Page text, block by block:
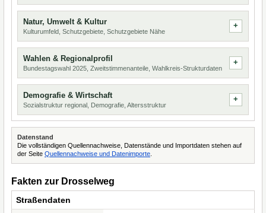
Natur, Umwelt & Kultur
Kulturumfeld, Schutzgebiete, Schutzgebiete Nähe
Wahlen & Regionalprofil
Bundestagswahl 2025, Zweitstimmenanteile, Wahlkreis-Strukturdaten
Demografie & Wirtschaft
Sozialstruktur regional, Demografie, Altersstruktur
Datenstand
Die vollständigen Quellennachweise, Datenstände und Importdaten stehen auf
der Seite Quellennachweise und Datenimporte
Fakten zur Drosselweg
Straßendaten